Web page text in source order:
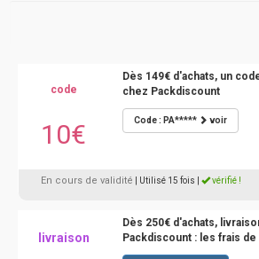
code
10€
Dès 149€ d'achats, un
chez Packdiscount
Code : PA***** voir
En cours de validité | Utilisé 15 fois vérifié !
livraison
Dès 250€ d'achats,
Packdiscount : les frais